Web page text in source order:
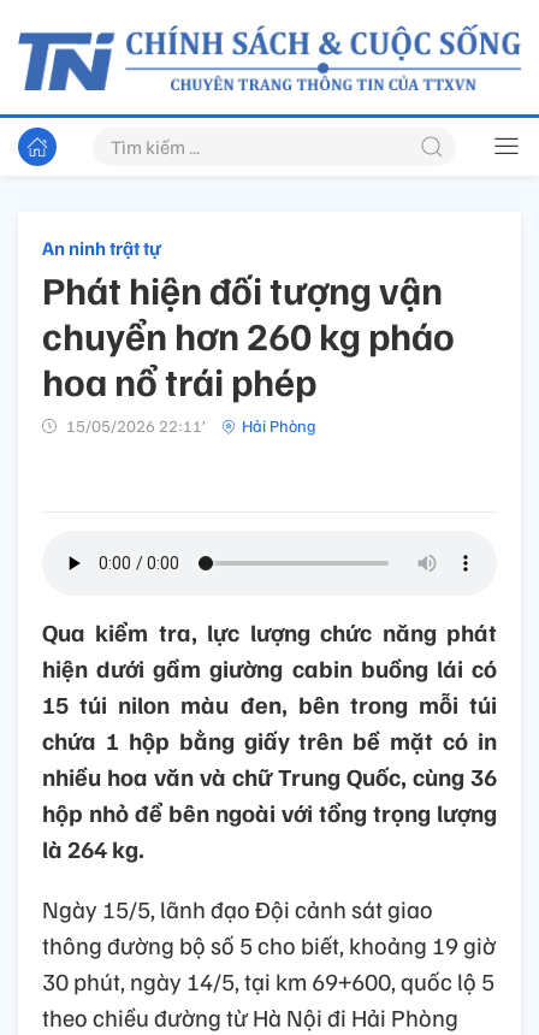
An ninh trật tự
Phát hiện đối tượng vận
chuyển hơn 260 kg pháo
hoa nổ trái phép
15/05/2026 22:11’ Hải Phòng
Qua kiểm tra, lực lượng chức năng phát
hiện dưới gầm giường cabin buồng lái có
15 túi nilon màu đen, bên trong mỗi túi
chứa 1 hộp bằng giấy trên bề mặt có in
nhiều hoa văn và chữ Trung Quốc, cùng 36
hộp nhỏ để bên ngoài với tổng trọng lượng
là 264 kg.
Ngày 15/5, lãnh đạo Đội cảnh sát giao
thông đường bộ số 5 cho biết, khoảng 19 giờ
30 phút, ngày 14/5, tại km 69+600, quốc lộ 5
theo chiều đường từ Hà Nội đi Hải Phòng